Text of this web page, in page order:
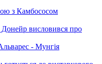
з Камбососом
- Мунгія